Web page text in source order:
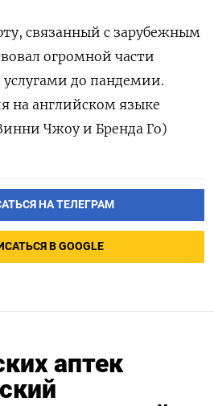
связанный с зарубежным
огромной части
до пандемии.
на английском языке
Чжоу и Бренда Го)
НА ТЕЛЕГРАМ
В GOOGLE
аптек